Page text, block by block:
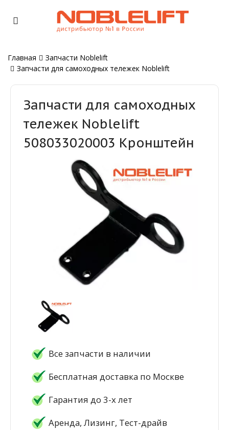
Главная
Запчасти Noblelift
Запчасти для самоходных тележек Noblelift
Запчасти для самоходных
тележек Noblelift
508033020003 Кронштейн
Все запчасти в наличии
Бесплатная доставка по Москве
Гарантия до 3-х лет
Аренда, Лизинг, Тест-драйв